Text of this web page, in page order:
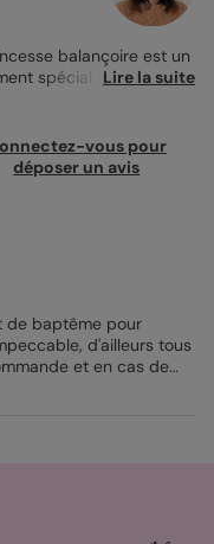
balançoire est un
spécial. Il présente
personnelle à la
déroulement du
imprimé sur du
d'une
Lire la suite
vous pour
déposer un avis
de baptême pour
d'ailleurs tous
et en cas de